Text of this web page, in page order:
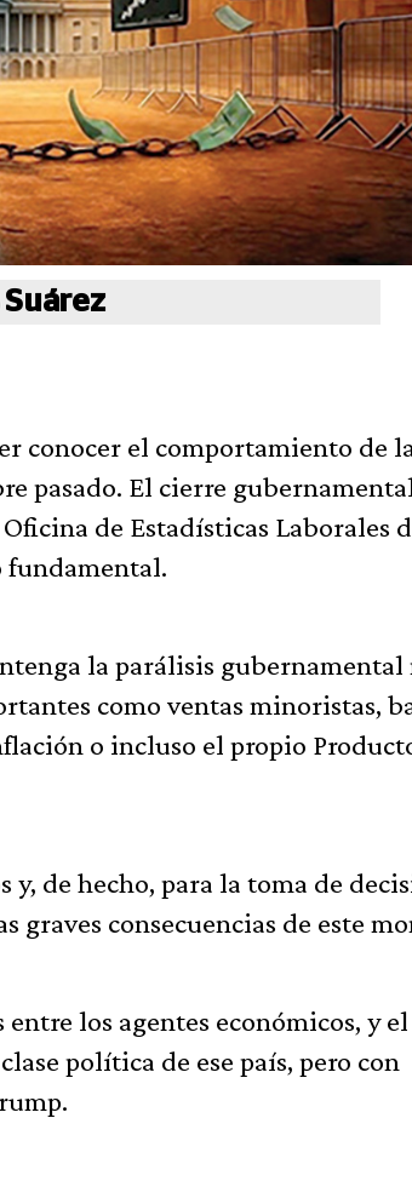
Suárez
conocer el comportamiento de
pasado. El cierre
de Estadísticas Laborales
fundamental.
la parálisis gubernamental
como ventas minoristas,
o incluso el propio
de hecho, para la toma de
graves consecuencias de este
los agentes económicos, y
política de ese país, pero con